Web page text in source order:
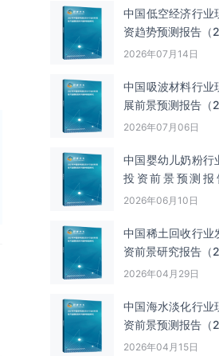
中国低空经济行业
资趋势预测报告（
2026年07月14日
中国吸波材料‌‌‌行业
展前景预测报告（
2026年07月06日
中国婴幼儿奶粉行
投资前景预测报
年）
2026年06月10日
中国‌‌稀土回收‌‌行业
资前景研究报告（
2026年04月29日
中国海水淡化行业
资前景预测报告（
2026年04月15日